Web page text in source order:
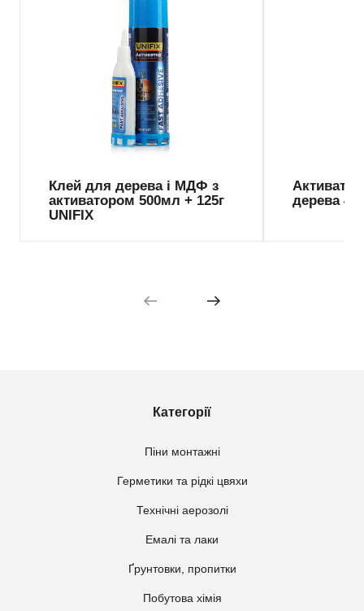
Клей для дерева і МДФ з
активатором 500мл + 125г
UNIFIX
дерева
Категорії
Піни монтажні
Герметики та рідкі цвяхи
Технічні аерозолі
Емалі та лаки
Ґрунтовки, пропитки
Побутова хімія